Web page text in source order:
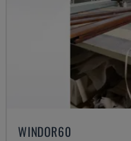
WINDOR60